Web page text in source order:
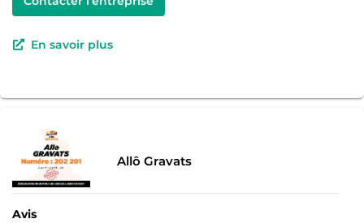
En savoir plus
Allô Gravats
Avis